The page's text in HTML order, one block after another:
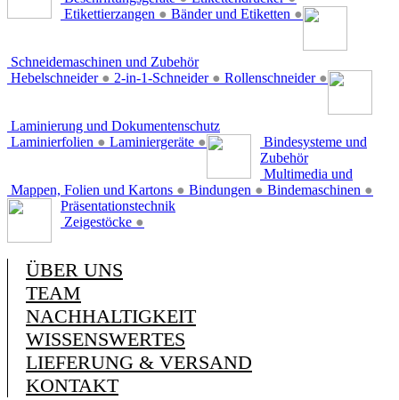
Etikettierzangen ● Bänder und Etiketten ●
Schneidemaschinen und Zubehör
Hebelschneider ● 2-in-1-Schneider ● Rollenschneider ●
Laminierung und Dokumentenschutz
Laminierfolien ● Laminiergeräte ●
Bindesysteme und
Zubehör
Mappen, Folien und Kartons ● Bindungen ● Bindemaschinen ●
Multimedia und
Präsentationstechnik
Zeigestöcke ●
ÜBER UNS
TEAM
NACHHALTIGKEIT
WISSENSWERTES
LIEFERUNG & VERSAND
KONTAKT